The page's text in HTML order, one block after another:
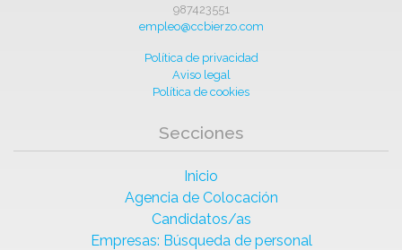
987423551
empleo@ccbierzo.com
Política de privacidad
Aviso legal
Política de cookies
Secciones
Inicio
Agencia de Colocación
Candidatos/as
Empresas: Búsqueda de personal